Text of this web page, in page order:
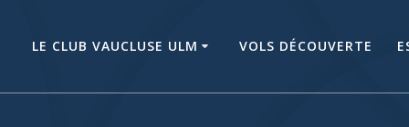
LE CLUB VAUCLUSE ULM VOLS DÉCOUVERTE